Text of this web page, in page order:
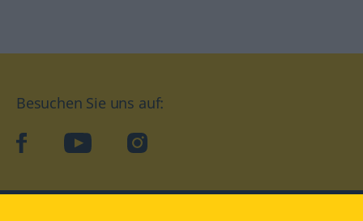
Besuchen Sie uns auf:
facebookYouTube Instagram